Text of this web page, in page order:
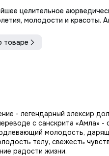
целительное
молодости и красоты.
товаре
- легендарный элексир
с санскрита «Амла» -
молодость,
телу, свежесть
радости жизни.